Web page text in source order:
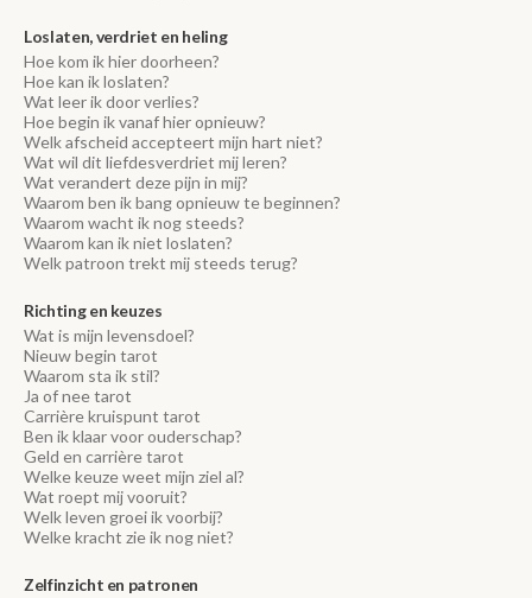
Loslaten, verdriet en heling
Hoe kom ik hier doorheen?
Hoe kan ik loslaten?
Wat leer ik door verlies?
Hoe begin ik vanaf hier opnieuw?
Welk afscheid accepteert mijn hart niet?
Wat wil dit liefdesverdriet mij leren?
Wat verandert deze pijn in mij?
Waarom ben ik bang opnieuw te beginnen?
Waarom wacht ik nog steeds?
Waarom kan ik niet loslaten?
Welk patroon trekt mij steeds terug?
Richting en keuzes
Wat is mijn levensdoel?
Nieuw begin tarot
Waarom sta ik stil?
Ja of nee tarot
Carrière kruispunt tarot
Ben ik klaar voor ouderschap?
Geld en carrière tarot
Welke keuze weet mijn ziel al?
Wat roept mij vooruit?
Welk leven groei ik voorbij?
Welke kracht zie ik nog niet?
Zelfinzicht en patronen